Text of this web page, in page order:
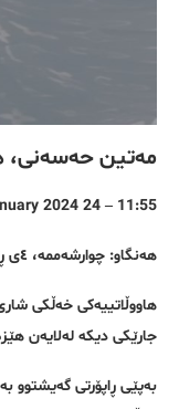
مەتین حەسەنی،
11:55 – 24 January 2024
هەنگاو: چوارشەممە، ٤ی ڕێبەندانی ٢٧٢٣
جارێکی دیکە لەلایەن